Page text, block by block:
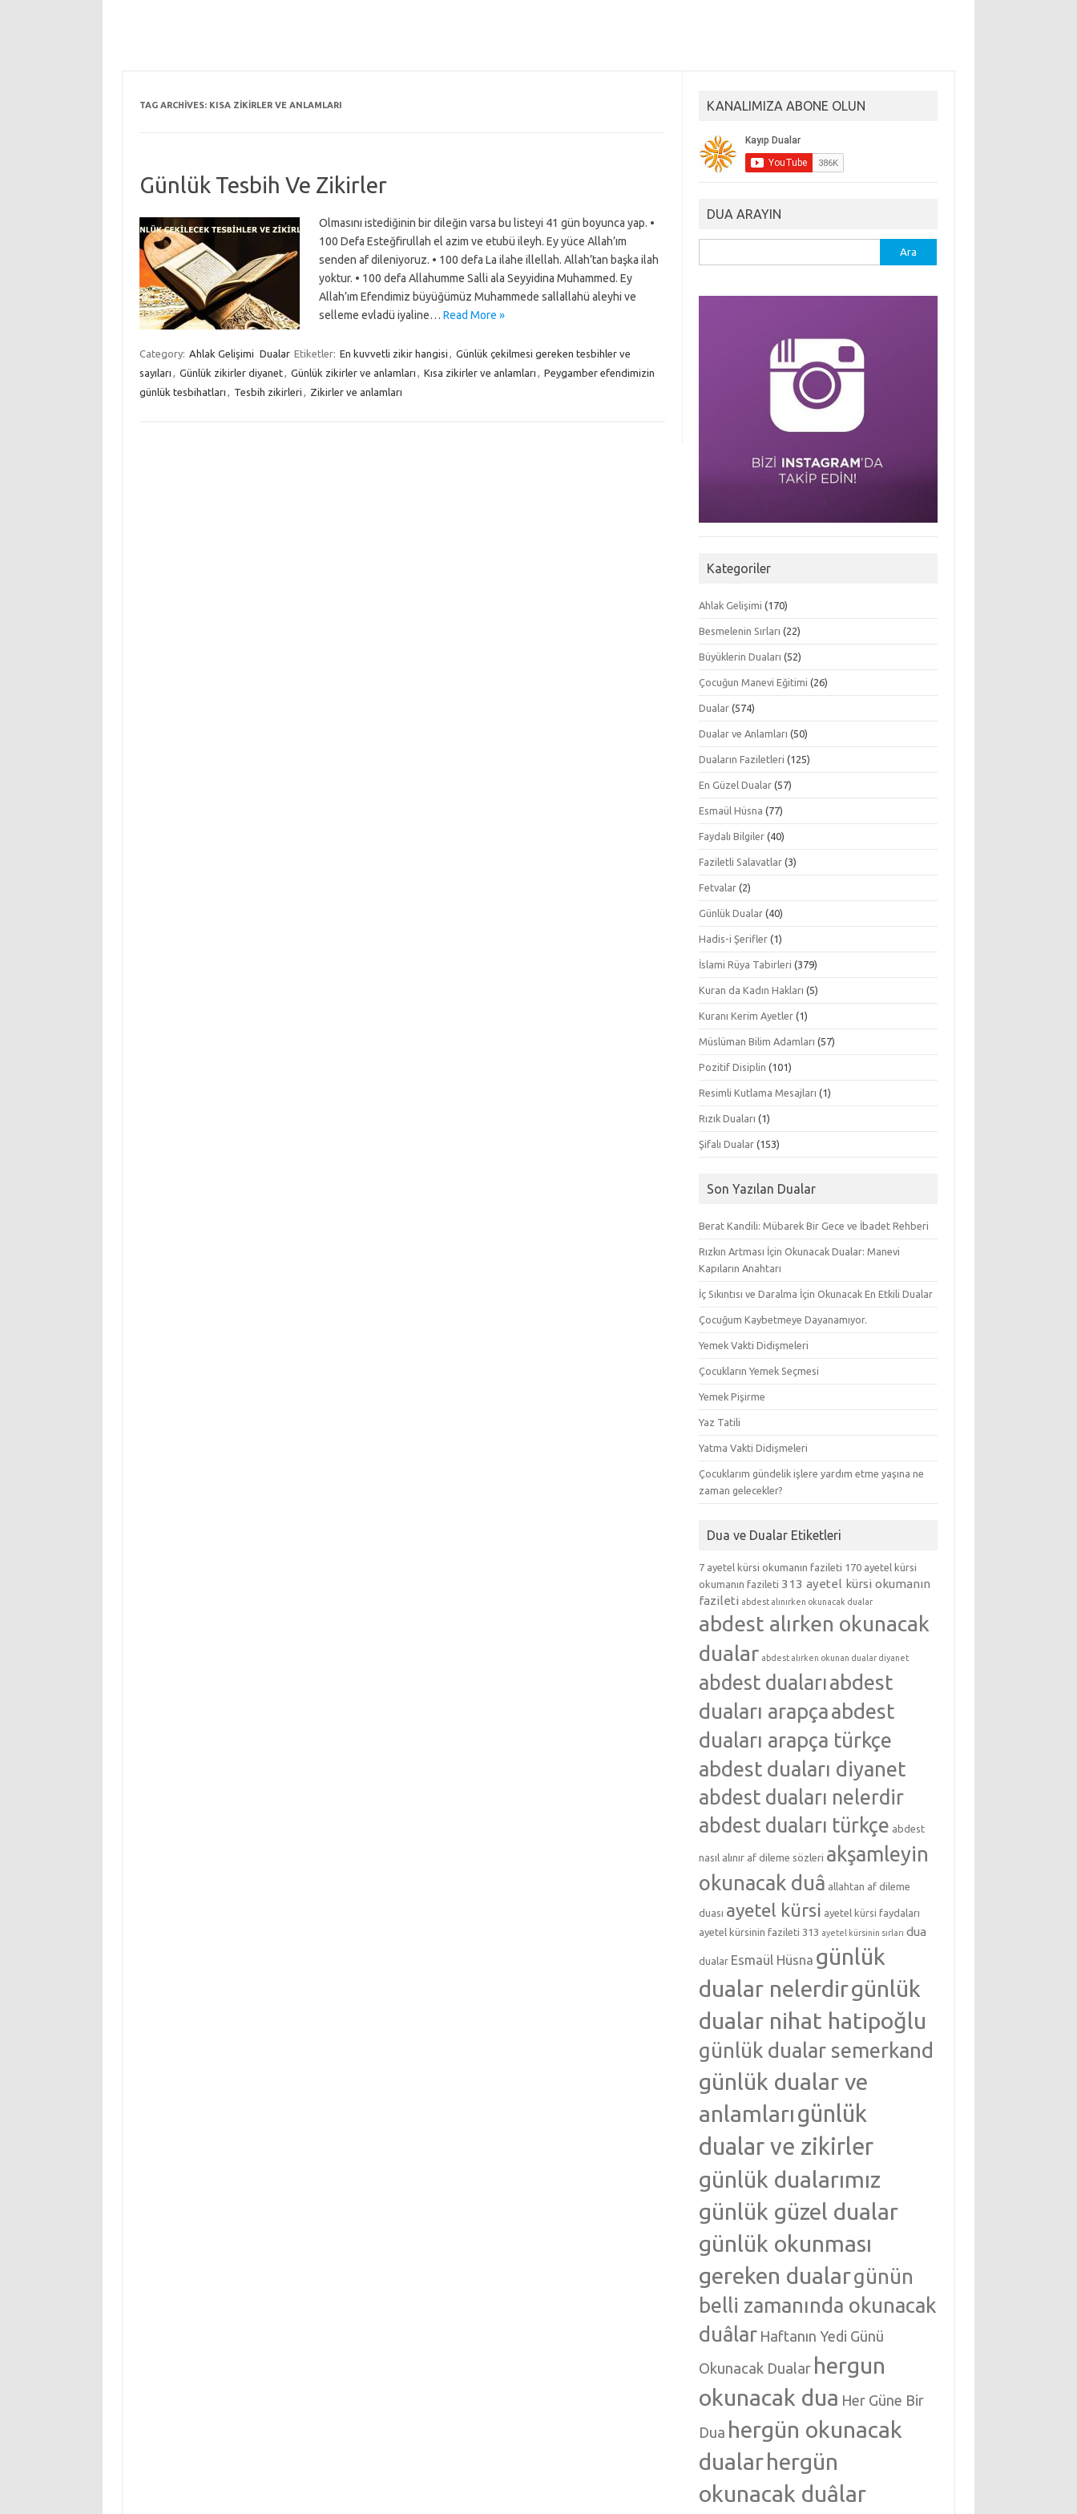
TAG ARCHIVES: KISA ZIKIRLER VE ANLAMLARI
Günlük Tesbih Ve Zikirler
Olmasını istediğinin bir dileğin varsa bu listeyi 41 gün boyunca yap. •
100 Defa Esteğfirullah el azim ve etubü ileyh. Ey yüce Allah’ım
senden af dileniyoruz. • 100 defa La ilahe illellah. Allah’tan başka ilah
yoktur. • 100 defa Allahumme Salli ala Seyyidina Muhammed. Ey
Allah’ım Efendimiz büyüğümüz Muhammede sallallahü aleyhi ve
selleme evladü iyaline… Read More »
Category: Ahlak Gelişimi Dualar Etiketler: En kuvvetli zikir hangisi , Günlük çekilmesi gereken tesbihler ve
sayıları , Günlük zikirler diyanet, Günlük zikirler ve anlamları , Kısa zikirler ve anlamları , Peygamber efendimizin
günlük tesbihatları , Tesbih zikirleri , Zikirler ve anlamları
KANALIMIZA ABONE OLUN
DUA ARAYIN
Kategoriler
Ahlak Gelişimi (170)
Besmelenin Sırları (22)
Büyüklerin Duaları (52)
Çocuğun Manevi Eğitimi (26)
Dualar (574)
Dualar ve Anlamları (50)
Duaların Faziletleri (125)
En Güzel Dualar (57)
Esmaül Hüsna (77)
Faydalı Bilgiler (40)
Faziletli Salavatlar (3)
Fetvalar (2)
Günlük Dualar (40)
Hadis-i Şerifler (1)
İslami Rüya Tabirleri (379)
Kuran da Kadın Hakları (5)
Kuranı Kerim Ayetler (1)
Müslüman Bilim Adamları (57)
Pozitif Disiplin (101)
Resimli Kutlama Mesajları (1)
Rızık Duaları (1)
Şifalı Dualar (153)
Son Yazılan Dualar
Berat Kandili: Mübarek Bir Gece ve İbadet Rehberi
Rızkın Artması İçin Okunacak Dualar: Manevi
Kapıların Anahtarı
İç Sıkıntısı ve Daralma İçin Okunacak En Etkili Dualar
Çocuğum Kaybetmeye Dayanamıyor.
Yemek Vakti Didişmeleri
Çocukların Yemek Seçmesi
Yemek Pişirme
Yaz Tatili
Yatma Vakti Didişmeleri
Çocuklarım gündelik işlere yardım etme yaşına ne
zaman gelecekler?
Dua ve Dualar Etiketleri
7 ayetel kürsi okumanın fazileti 170 ayetel kürsi
okumanın fazileti 313 ayetel kürsi okumanın
fazileti abdest alınırken okunacak dualar
abdest alırken okunacak
dualar abdest alırken okunan dualar diyanet
abdest dualarıabdest
duaları arapçaabdest
duaları arapça türkçe
abdest duaları diyanet
abdest duaları nelerdir
abdest duaları türkçe abdest
nasıl alınır af dileme sözleri akşamleyin
okunacak duâ allahtan af dileme
duası ayetel kürsi ayetel kürsi faydaları
ayetel kürsinin fazileti 313 ayetel kürsinin sırları dua
dualar Esmaül Hüsna günlük
dualar nelerdirgünlük
dualar nihat hatipoğlu
günlük dualar semerkand
günlük dualar ve
anlamlarıgünlük
dualar ve zikirler
günlük dualarımız
günlük güzel dualar
günlük okunması
gereken dualargünün
belli zamanında okunacak
duâlar Haftanın Yedi Günü
Okunacak Dualar hergun
okunacak dua Her Güne Bir
Dua hergün okunacak
dualarhergün
okunacak duâlar